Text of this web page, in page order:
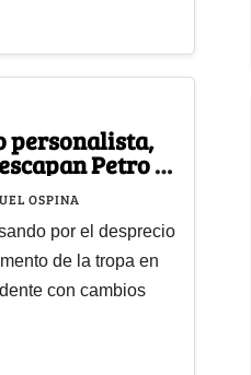
personalista,
Petro ni
manera de
OSPINA
por el desprecio
de la tropa en
con cambios